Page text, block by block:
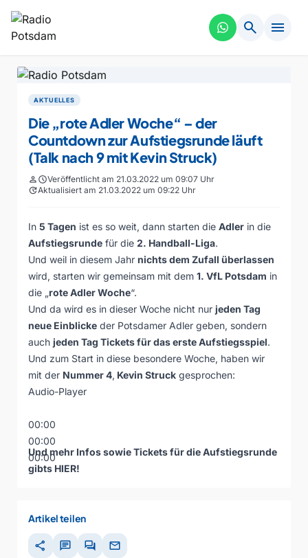
search menu
AKTUELLES
Die „rote Adler Woche“ – der
Countdown zur Aufstiegsrunde läuft
(Talk nach 9 mit Kevin Struck)
personscheduleVeröffentlicht am 21.03.2022 um 09:07 Uhr
updateAktualisiert am 21.03.2022 um 09:22 Uhr
In 5 Tagen ist es so weit, dann starten die Adler in die
Aufstiegsrunde für die 2. Handball-Liga.
Und weil in diesem Jahr nichts dem Zufall überlassen
wird, starten wir gemeinsam mit dem 1. VfL Potsdam in
die „rote Adler Woche“.
Und da wird es in dieser Woche nicht nur jeden Tag
neue Einblicke der Potsdamer Adler geben, sondern
auch jeden Tag Tickets für das erste Aufstiegsspiel.
Und zum Start in diese besondere Woche, haben wir
mit der Nummer 4, Kevin Struck gesprochen:
Audio-Player
00:00
00:00
00:00
Und mehr Infos sowie Tickets für die Aufstiegsrunde
gibts HIER!
Artikel teilen
share chat forum mail